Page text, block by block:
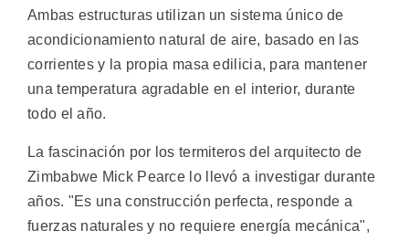
Ambas estructuras utilizan un sistema único de
acondicionamiento natural de aire, basado en las
corrientes y la propia masa edilicia, para mantener
una temperatura agradable en el interior, durante
todo el año.
La fascinación por los termiteros del arquitecto de
Zimbabwe Mick Pearce lo llevó a investigar durante
años. "Es una construcción perfecta, responde a
fuerzas naturales y no requiere energía mecánica",